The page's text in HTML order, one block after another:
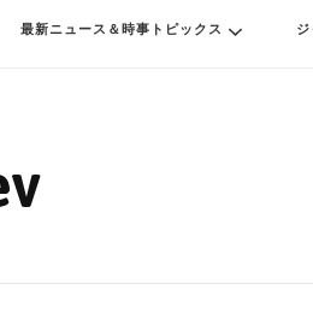
最新ニュース＆時事トピックス